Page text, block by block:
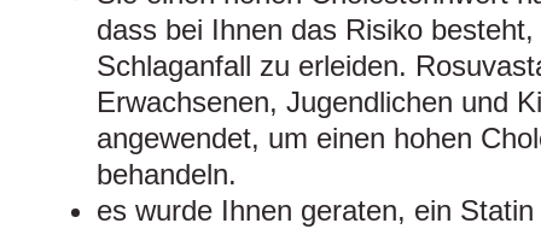
dass bei Ihnen das Risiko
Schlaganfall zu erleiden.
Erwachsenen, Jugendlichen und
angewendet, um einen hohen
behandeln.
es wurde Ihnen geraten, ein